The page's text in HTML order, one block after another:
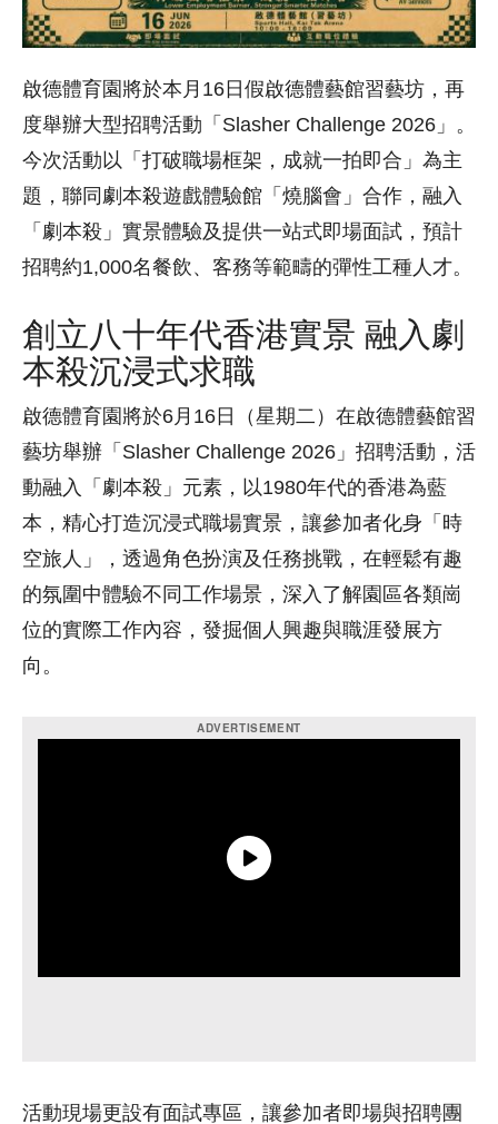
啟德體育園將於本月16日假啟德體藝館習藝坊，再
度舉辦大型招聘活動「Slasher Challenge 2026」。
今次活動以「打破職場框架，成就一拍即合」為主
題，聯同劇本殺遊戲體驗館「燒腦會」合作，融入
「劇本殺」實景體驗及提供一站式即場面試，預計
招聘約1,000名餐飲、客務等範疇的彈性工種人才。
創立八十年代香港實景 融入劇
本殺沉浸式求職
啟德體育園將於6月16日（星期二）在啟德體藝館習
藝坊舉辦「Slasher Challenge 2026」招聘活動，活
動融入「劇本殺」元素，以1980年代的香港為藍
本，精心打造沉浸式職場實景，讓參加者化身「時
空旅人」，透過角色扮演及任務挑戰，在輕鬆有趣
的氛圍中體驗不同工作場景，深入了解園區各類崗
位的實際工作內容，發掘個人興趣與職涯發展方
向。
活動現場更設有面試專區，讓參加者即場與招聘團